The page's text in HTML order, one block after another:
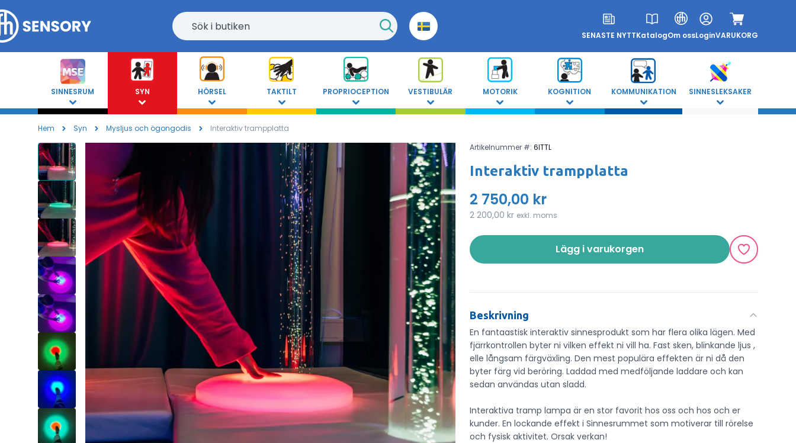
SENASTE NYTTKatalogOm ossLoginVARUKORG
SINNESRUM SYN HÖRSEL TAKTILT PROPRIOCEPTION VESTIBULÄR MOTORIK KOGNITION KOMMUNIKATION SINNESLEKSAKER
Hem Syn Mysljus och ögongodis
Interaktiv trampplatta
Artikelnummer #:6ITTL
Interaktiv trampplatta
2 750,00 kr
2 200,00 kr exkl. moms
Lägg i varukorgen
Beskrivning
En fantaastisk interaktiv sinnesprodukt som har flera olika lägen. Med
fjärrkontrollen byter ni vilken effekt ni vill ha. Fast sken, blinkande ljus ,
elle långsam färgväxling. Den mest populära effekten är ni då den
byter färg vid beröring. Laddad med medföljande laddare och kan
sedan användas utan sladd.
Interaktiva tramp lampa är en stor favorit hos oss och hos och er
kunder. En lockande effekt i Sinnesrummet som motiverar till rörelse
och fysisk aktivitet. Orsak verkan!